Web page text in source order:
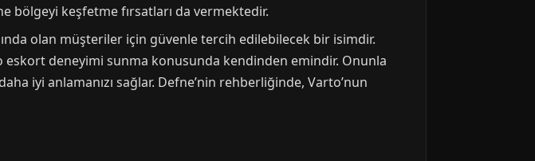
bölgeyi keşfetme fırsatları da vermektedir.
olan müşteriler için güvenle tercih edilebilecek bir isimdir.
deneyimi sunma konusunda kendinden emindir. Onunla
iyi anlamanızı sağlar. Defne’nin rehberliğinde, Varto’nun